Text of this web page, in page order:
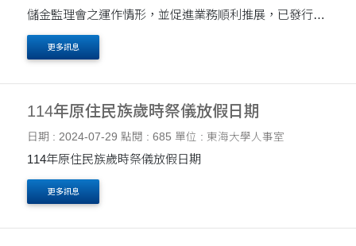
儲金監理會之運作情形，並促進業務順利推展，已發行
113年9月第15卷第3期「私校退撫儲金監理會會訊」，提
更多訊息
114年原住民族歲時祭儀放假日期
日期 : 2024-07-29 點閱 : 685 單位 : 東海大學人事室
114年原住民族歲時祭儀放假日期
更多訊息